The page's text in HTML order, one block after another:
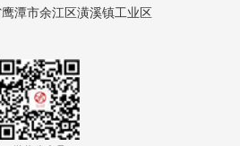
潭市余江区潢溪镇工业区